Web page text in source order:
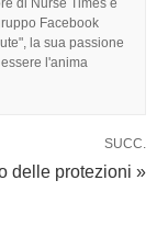
di Nurse Times e
Facebook
la sua passione
l'anima
SUCC.
delle protezioni »